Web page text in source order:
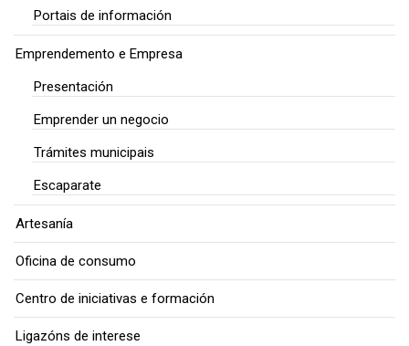
Portais de información
Emprendemento e Empresa
Presentación
Emprender un negocio
Trámites municipais
Escaparate
Artesanía
Oficina de consumo
Centro de iniciativas e formación
Ligazóns de interese